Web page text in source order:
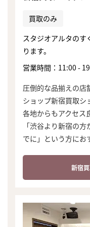
買取のみ
スタジオアルタの
ります。
営業時間：11:00 -
圧倒的な品揃えの店
ショップ新宿買取シ
各地からもアクセス
「渋谷より新宿の
でに」という方にお
新宿